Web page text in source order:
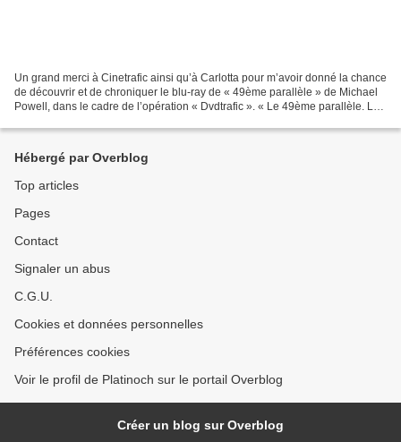
Un grand merci à Cinetrafic ainsi qu’à Carlotta pour m’avoir donné la chance
de découvrir et de chroniquer le blu-ray de « 49ème parallèle » de Michael
Powell, dans le cadre de l’opération « Dvdtrafic ». « Le 49ème parallèle. La
Hébergé par Overblog
Top articles
Pages
Contact
Signaler un abus
C.G.U.
Cookies et données personnelles
Préférences cookies
Voir le profil de Platinoch sur le portail Overblog
Créer un blog sur Overblog